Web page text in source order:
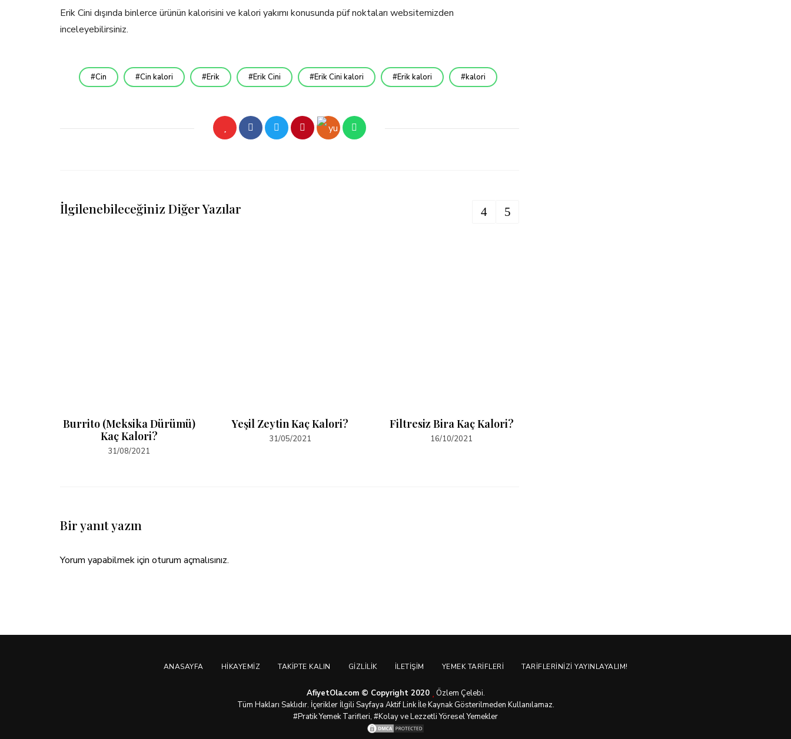
Erik Cini dışında binlerce ürünün kalorisini ve kalori yakımı konusunda püf noktaları websitemizden
inceleyebilirsiniz.
Cin Cin kalori Erik Erik Cini Erik Cini kalori Erik kalori kalori
İlgilenebileceğiniz Diğer Yazılar
Burrito (Meksika Dürümü)
Kaç Kalori?
31/08/2021
Yeşil Zeytin Kaç Kalori?
31/05/2021
Filtresiz Bira Kaç Kalori?
16/10/2021
Bir yanıt yazın
Yorum yapabilmek için oturum açmalısınız.
ANASAYFA HIKAYEMIZ TAKIPTE KALIN GIZLILIK İLETIŞIM YEMEK TARIFLERI TARIFLERINIZI YAYINLAYALIM!
AfiyetOla.com © Copyright 2020
Özlem Çelebi.
Tüm Hakları Saklıdır. İçerikler İlgili Sayfaya Aktif Link İle Kaynak Gösterilmeden Kullanılamaz.
#PratikYemek Tarifleri, #Kolay ve Lezzetli Yöresel Yemekler